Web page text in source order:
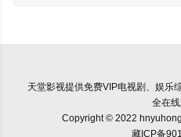
天堂影视提供免费VIP电视剧、娱乐
全在
Copyright © 2022
藏ICP备